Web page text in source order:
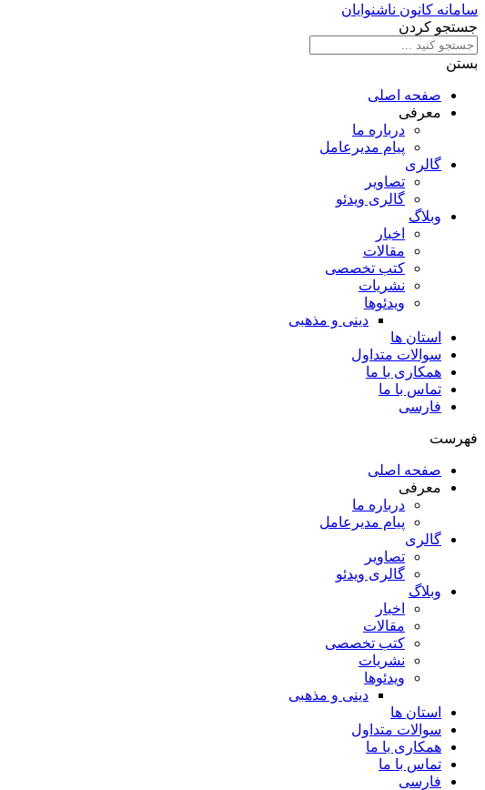
سامانه کانون ناشنوایان
جستجو کردن
بستن
صفحه اصلی
معرفی
درباره ما
پیام مدیرعامل
گالری
تصاویر
گالری ویدئو
وبلاگ
اخبار
مقالات
کتب تخصصی
نشریات
ویدئوها
دینی و مذهبی
استان ها
سوالات متداول
همکاری با ما
تماس با ما
فارسی
فهرست
صفحه اصلی
معرفی
درباره ما
پیام مدیرعامل
گالری
تصاویر
گالری ویدئو
وبلاگ
اخبار
مقالات
کتب تخصصی
نشریات
ویدئوها
دینی و مذهبی
استان ها
سوالات متداول
همکاری با ما
تماس با ما
فارسی